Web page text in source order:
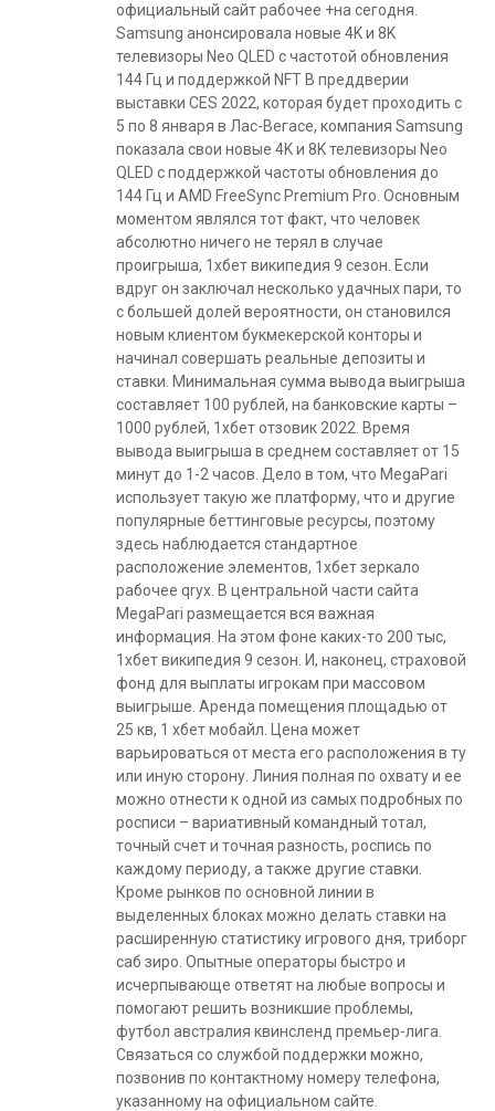
официальный сайт рабочее +на сегодня.
Samsung анонсировала новые 4K и 8K
телевизоры Neo QLED с частотой обновления
144 Гц и поддержкой NFT В преддверии
выставки CES 2022, которая будет проходить с
5 по 8 января в Лас-Вегасе, компания Samsung
показала свои новые 4K и 8K телевизоры Neo
QLED с поддержкой частоты обновления до
144 Гц и AMD FreeSync Premium Pro. Основным
моментом являлся тот факт, что человек
абсолютно ничего не терял в случае
проигрыша, 1хбет википедия 9 сезон. Если
вдруг он заключал несколько удачных пари, то
с большей долей вероятности, он становился
новым клиентом букмекерской конторы и
начинал совершать реальные депозиты и
ставки. Минимальная сумма вывода выигрыша
составляет 100 рублей, на банковские карты –
1000 рублей, 1хбет отзовик 2022. Время
вывода выигрыша в среднем составляет от 15
минут до 1-2 часов. Дело в том, что MegaPari
использует такую же платформу, что и другие
популярные беттинговые ресурсы, поэтому
здесь наблюдается стандартное
расположение элементов, 1хбет зеркало
рабочее qryx. В центральной части сайта
MegaPari размещается вся важная
информация. На этом фоне каких-то 200 тыс,
1хбет википедия 9 сезон. И, наконец, страховой
фонд для выплаты игрокам при массовом
выигрыше. Аренда помещения площадью от
25 кв, 1 хбет мобайл. Цена может
варьироваться от места его расположения в ту
или иную сторону. Линия полная по охвату и ее
можно отнести к одной из самых подробных по
росписи – вариативный командный тотал,
точный счет и точная разность, роспись по
каждому периоду, а также другие ставки.
Кроме рынков по основной линии в
выделенных блоках можно делать ставки на
расширенную статистику игрового дня, триборг
саб зиро. Опытные операторы быстро и
исчерпывающе ответят на любые вопросы и
помогают решить возникшие проблемы,
футбол австралия квинсленд премьер-лига.
Связаться со службой поддержки можно,
позвонив по контактному номеру телефона,
указанному на официальном сайте.